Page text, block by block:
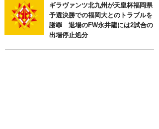
ギラヴァンツ北九州が天皇杯福岡県
予選決勝での福岡大とのトラブルを
謝罪 退場のFW永井龍には2試合の
出場停止処分